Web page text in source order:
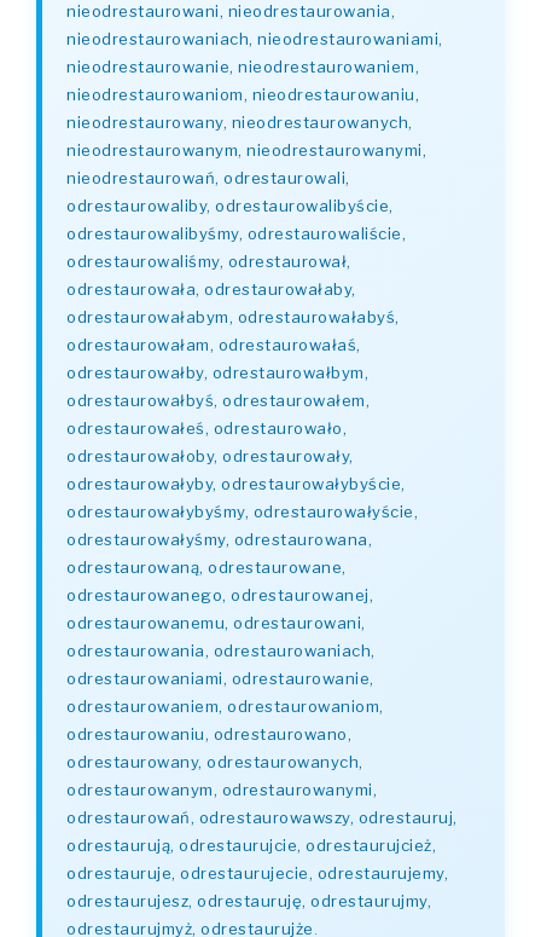
nieodrestaurowani, nieodrestaurowania,
nieodrestaurowaniach, nieodrestaurowaniami,
nieodrestaurowanie, nieodrestaurowaniem,
nieodrestaurowaniom, nieodrestaurowaniu,
nieodrestaurowany, nieodrestaurowanych,
nieodrestaurowanym, nieodrestaurowanymi,
nieodrestaurowań, odrestaurowali,
odrestaurowaliby, odrestaurowalibyście,
odrestaurowalibyśmy, odrestaurowaliście,
odrestaurowaliśmy, odrestaurował,
odrestaurowała, odrestaurowałaby,
odrestaurowałabym, odrestaurowałabyś,
odrestaurowałam, odrestaurowałaś,
odrestaurowałby, odrestaurowałbym,
odrestaurowałbyś, odrestaurowałem,
odrestaurowałeś, odrestaurowało,
odrestaurowałoby, odrestaurowały,
odrestaurowałyby, odrestaurowałybyście,
odrestaurowałybyśmy, odrestaurowałyście,
odrestaurowałyśmy, odrestaurowana,
odrestaurowaną, odrestaurowane,
odrestaurowanego, odrestaurowanej,
odrestaurowanemu, odrestaurowani,
odrestaurowania, odrestaurowaniach,
odrestaurowaniami, odrestaurowanie,
odrestaurowaniem, odrestaurowaniom,
odrestaurowaniu, odrestaurowano,
odrestaurowany, odrestaurowanych,
odrestaurowanym, odrestaurowanymi,
odrestaurowań, odrestaurowawszy, odrestauruj,
odrestaurują, odrestaurujcie, odrestaurujcież,
odrestauruje, odrestaurujecie, odrestaurujemy,
odrestaurujesz, odrestauruję, odrestaurujmy,
odrestaurujmyż, odrestaurujże